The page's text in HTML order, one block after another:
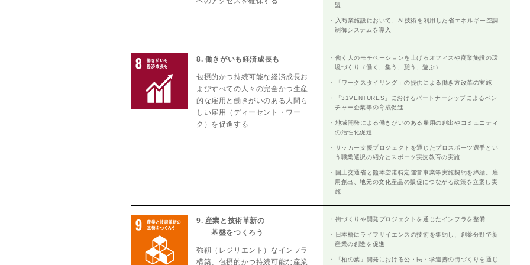
盟
・入商業施設において、AI技術を利用した省エネルギー空調
制御システムを導入
8. 働きがいも経済成長も
包摂的かつ持続可能な経済成長お
よびすべての人々の完全かつ生産
的な雇用と働きがいのある人間ら
しい雇用（ディーセント・ワー
ク）を促進する
・働く人のモチベーションを上げるオフィスや商業施設の環
境づくり（働く、集う、憩う、遊ぶ）
・「ワークスタイリング」の提供による働き方改革の実施
・「31VENTURES」におけるパートナーシップによるベン
チャー企業等の育成促進
・地域開発による働きがいのある雇用の創出やコミュニティ
の活性化促進
・サッカー支援プロジェクトを通じたプロスポーツ選手とい
う職業選択の紹介とスポーツ実技教育の実施
・国土交通省と熊本空港特定運営事業等実施契約を締結。雇
用創出、地元の文化産品の販促につながる政策を立案し実
施
9. 産業と技術革新の
基盤をつくろう
強靱（レジリエント）なインフラ
構築、包摂的かつ持続可能な産業
・街づくりや開発プロジェクトを通じたインフラを整備
・日本橋にライフサイエンスの技術を集約し、創薬分野で新
産業の創造を促進
・「柏の葉」開発における公・民・学連携の街づくりを通じ